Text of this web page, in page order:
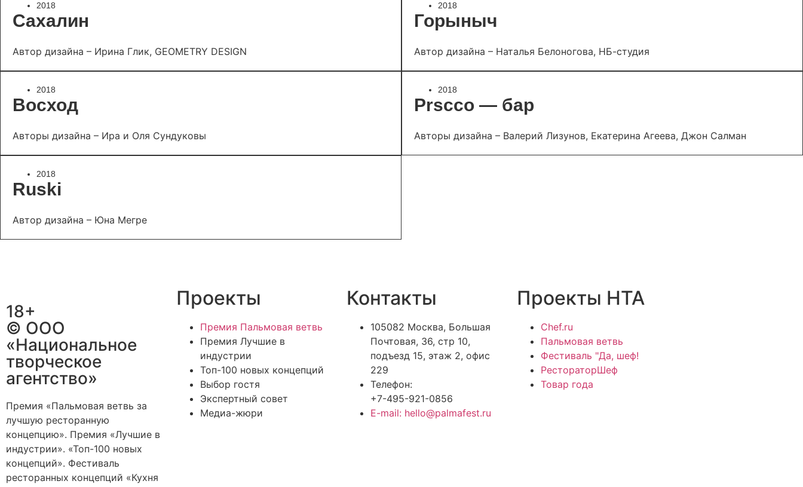
2018
Сахалин
Автор дизайна – Ирина Глик, GEOMETRY DESIGN
2018
Горыныч
Автор дизайна – Наталья Белоногова, НБ-студия
2018
Восход
Авторы дизайна – Ира и Оля Сундуковы
2018
Prscco — бар
Авторы дизайна – Валерий Лизунов, Екатерина Агеева, Джон Салман
2018
Ruski
Автор дизайна – Юна Мегре
18+
© ООО
«Национальное
творческое
агентство»
Премия «Пальмовая ветвь за
лучшую ресторанную
концепцию». Премия «Лучшие в
индустрии». «Топ-100 новых
концепций». Фестиваль
ресторанных концепций «Кухня
Проекты
Премия Пальмовая ветвь
Премия Лучшие в
индустрии
Топ-100 новых концепций
Выбор гостя
Экспертный совет
Медиа-жюри
Контакты
105082 Москва, Большая
Почтовая, 36, стр 10,
подъезд 15, этаж 2, офис
229
Телефон:
+7-495-921-0856
E-mail: hello@palmafest.ru
Проекты НТА
Chef.ru
Пальмовая ветвь
Фестиваль "Да, шеф!
РестораторШеф
Товар года